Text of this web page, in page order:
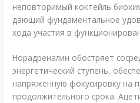
неповторимый коктейль
дающий фундаментальное
хода участия в
Норадреналин обостряет
энергетический ступень,
напряженную фокусировку на
продолжительного срока.